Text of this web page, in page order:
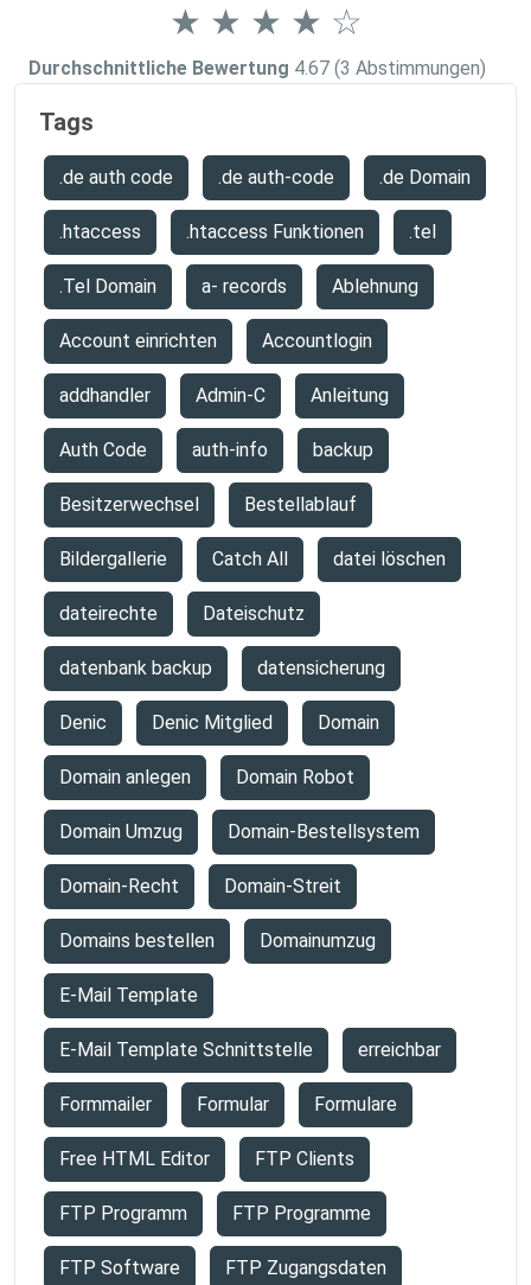
☆
★
★
★
★
Durchschnittliche Bewertung 4.67 (3 Abstimmungen)
Tags
.de auth code .de auth-code .de Domain
.htaccess .htaccess Funktionen .tel
.Tel Domain a- records Ablehnung
Account einrichten Accountlogin
addhandler Admin-C Anleitung
Auth Code auth-info backup
Besitzerwechsel Bestellablauf
Bildergallerie Catch All datei löschen
dateirechte Dateischutz
datenbank backup datensicherung
Denic Denic Mitglied Domain
Domain anlegen Domain Robot
Domain Umzug Domain-Bestellsystem
Domain-Recht Domain-Streit
Domains bestellen Domainumzug
E-Mail Template
E-Mail Template Schnittstelle erreichbar
Formmailer Formular Formulare
Free HTML Editor FTP Clients
FTP Programm FTP Programme
FTP Software FTP Zugangsdaten